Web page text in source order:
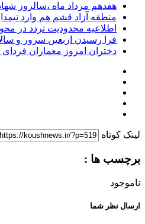
هفدهم مرداد ماه ،سالروز
منطقه آزاد قشم هم وارد
اطلاعیه محدودیت تردد در
فرا رسیدن اربعین سرور و
دختران امروز معماران فردای
لینک کوتاه
برچسب ها :
ناموجود
ارسال نظر شما